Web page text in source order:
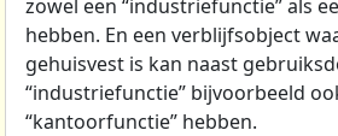
zowel een “industriefunctie” als
hebben. En een verblijfsobject
gehuisvest is kan naast
“industriefunctie” bijvoorbeeld
“kantoorfunctie” hebben.